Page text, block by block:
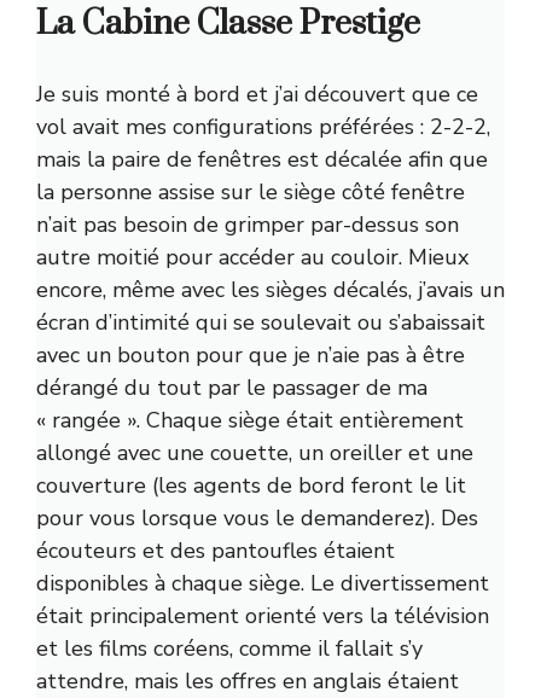
La Cabine Classe Prestige
Je suis monté à bord et j’ai découvert que ce
vol avait mes configurations préférées : 2-2-2,
mais la paire de fenêtres est décalée afin que
la personne assise sur le siège côté fenêtre
n’ait pas besoin de grimper par-dessus son
autre moitié pour accéder au couloir. Mieux
encore, même avec les sièges décalés, j’avais un
écran d’intimité qui se soulevait ou s’abaissait
avec un bouton pour que je n’aie pas à être
dérangé du tout par le passager de ma
« rangée ». Chaque siège était entièrement
allongé avec une couette, un oreiller et une
couverture (les agents de bord feront le lit
pour vous lorsque vous le demanderez). Des
écouteurs et des pantoufles étaient
disponibles à chaque siège. Le divertissement
était principalement orienté vers la télévision
et les films coréens, comme il fallait s’y
attendre, mais les offres en anglais étaient